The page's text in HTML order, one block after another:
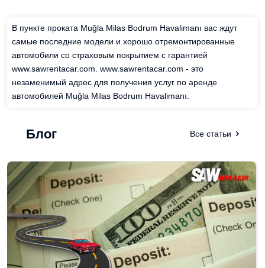
В пункте проката Muğla Milas Bodrum Havalimanı вас ждут
самые последние модели и хорошо отремонтированные
автомобили со страховым покрытием с гарантией
www.sawrentacar.com. www.sawrentacar.com - это
незаменимый адрес для получения услуг по аренде
автомобилей Muğla Milas Bodrum Havalimanı.
Блог Все статьи